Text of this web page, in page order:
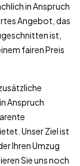
in Anspruch
Angebot, das
ist,
fairen Preis
Anspruch
Unser Ziel ist
Ihren Umzug
Sie uns noch